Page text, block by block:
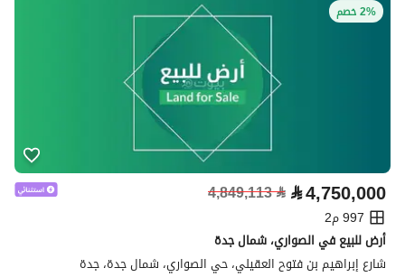
2% خصم
⃁4,750,000
⃁
4,849,113
997 م2
أرض للبيع في الصواري، شمال جدة
شارع إبراهيم بن فتوح العقيلي، حي الصواري، شمال جدة، جدة